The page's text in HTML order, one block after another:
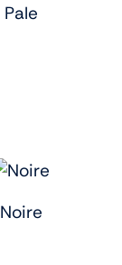
Pale
Noire